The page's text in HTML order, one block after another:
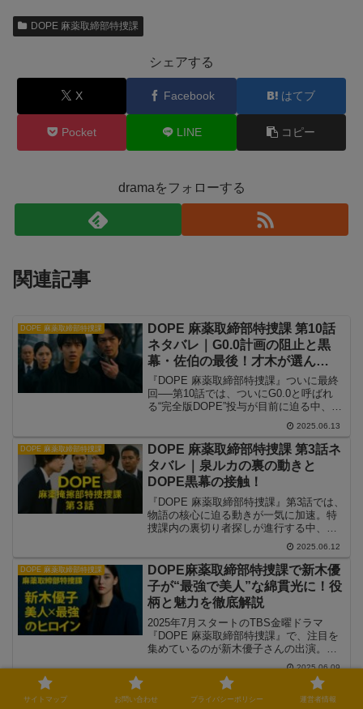
DOPE 麻薬取締部特捜課
シェアする
X Facebook はてブ
Pocket LINE コピー
dramaをフォローする
関連記事
DOPE 麻薬取締部特捜課
DOPE 麻薬取締部特捜課 第10話
ネタバレ｜G0.0計画の阻止と黒
幕・佐伯の最後！才木が選ん
だ“正義”とは
『DOPE 麻薬取締部特捜課』ついに最終
回──第10話では、ついにG0.0と呼ばれ
る“完全版DOPE”投与が目前に迫る中、元
特捜課メンバーたちが最後の行動を起こ
します。才木優人が“Y.S.-06”としての過
去を受け入れ、自らの人生と未来をかけ
た決断に至る一方、黒幕・佐伯の最終目
的が明らかに。そして、感情とは何か、
正義とは誰のものか──シリーズを通して
描かれてきた核心のテーマが、涙と衝撃
の結末で描かれました。
2025.06.13
DOPE 麻薬取締部特捜課
DOPE 麻薬取締部特捜課 第3話ネ
タバレ｜泉ルカの裏の動きと
DOPE黒幕の接触！
『DOPE 麻薬取締部特捜課』第3話では、
物語の核心に迫る動きが一気に加速。特
捜課内の裏切り者探しが進行する中、綿
貫の元後輩・泉ルカがついに正面から才
木と接触します。一方、葛城課長は
DOPE開発の背後にいた“黒幕”とされる人
物に迫り、プロジェクトの真相が垣間見
えてきます。この記事では、DOPE第3話
の重要なネタバレを含むあらすじと、登
場人物たちの動き、張られた伏線の意味
を詳細に解説します。
2025.06.12
DOPE 麻薬取締部特捜課
DOPE麻薬取締部特捜課で新木優
子が“最強で美人”な綿貫光に！役
柄と魅力を徹底解説
2025年7月スタートのTBS金曜ドラマ
『DOPE 麻薬取締部特捜課』で、注目を
集めているのが新木優子さんの出演。演
じるのは、特捜課きっての実力者であり
ながら、圧倒的な美しさと存在感を放つ
綿貫光（わたぬき・ひかる）。この記事
では、“特捜課最強”とも呼ばれる綿貫のキ
2025.06.09
DOPE 麻薬取締部特捜課
DOPE麻薬取締部特捜課は実話？
サイトマップ お問い合わせ プライバシーポリシー 運営者情報